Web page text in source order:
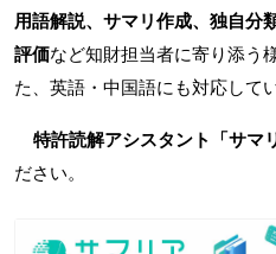
用語解説、サマリ作成、独自分
評価など知財担当者に寄り添う
た、英語・中国語にも対応して
特許読解アシスタント「サマ
ださい。